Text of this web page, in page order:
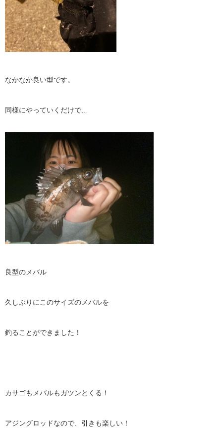
なかなか良い型です。
同様にやっていくだけで
良型のメバル
久しぶりにこのサイズのメバルを
釣ることができました！
カサゴもメバルもガツンとくる！
アジングロッドなので、引きも楽しい！